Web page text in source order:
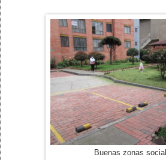
Buenas zonas